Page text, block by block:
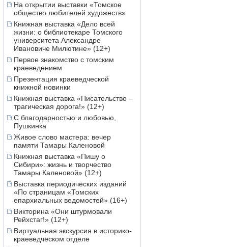
На открытии выставки «Томское
общество любителей художеств»
Книжная выставка «Дело всей
жизни: о библиотекаре Томского
университета Александре
Ивановиче Милютине» (12+)
Первое знакомство с томским
краеведением
Презентация краеведческой
книжной новинки
Книжная выставка «Писательство –
трагическая дорога!» (12+)
С благодарностью и любовью,
Пушкинка
Живое слово мастера: вечер
памяти Тамары Каленовой
Книжная выставка «Пишу о
Сибири»: жизнь и творчество
Тамары Каленовой» (12+)
Выставка периодических изданий
«По страницам «Томских
епархиальных ведомостей» (16+)
Викторина «Они штурмовали
Рейхстаг!» (12+)
Виртуальная экскурсия в историко-
краеведческом отделе